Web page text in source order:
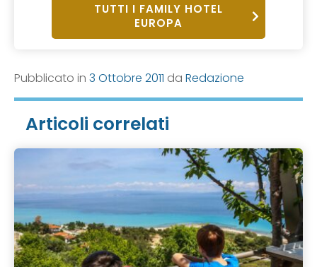
TUTTI I FAMILY HOTEL
EUROPA
Pubblicato in 3 Ottobre 2011 da Redazione
Articoli correlati